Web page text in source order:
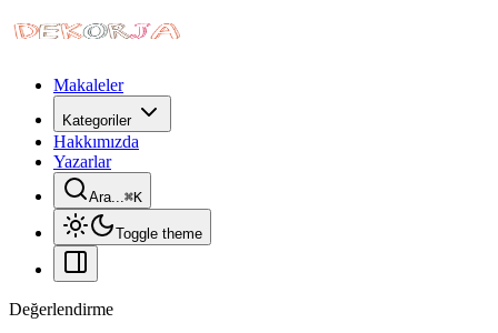
Makaleler
Kategoriler
Hakkımızda
Yazarlar
Ara...⌘K
Toggle theme
Değerlendirme